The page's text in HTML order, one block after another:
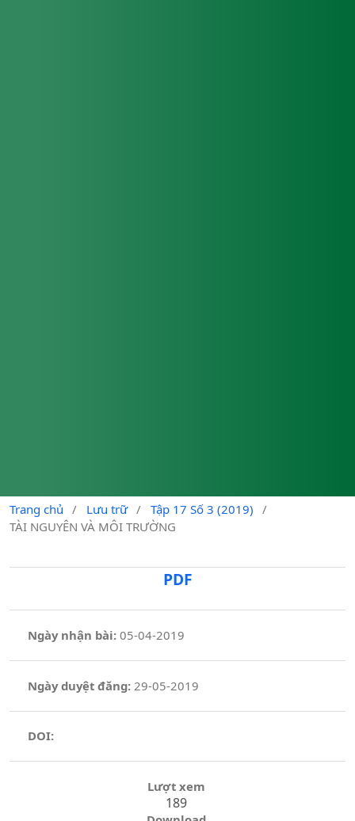
Trang chủ / Lưu trữ / Tập 17 Số 3 (2019)
/
TÀI NGUYÊN VÀ MÔI TRƯỜNG
PDF
Ngày nhận bài: 05-04-2019
Ngày duyệt đăng:29-05-2019
DOI:
Lượt xem
189